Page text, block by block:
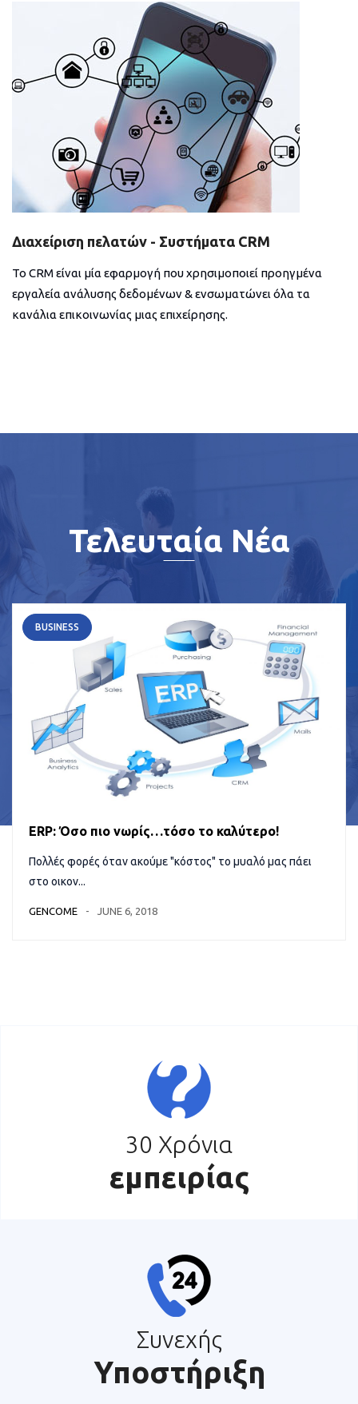
Διαχείριση πελατών - Συστήματα CRM
Το CRM είναι μία εφαρμογή που χρησιμοποιεί προηγμένα
εργαλεία ανάλυσης δεδομένων & ενσωματώνει όλα τα
κανάλια επικοινωνίας μιας επιχείρησης.
Τελευταία Νέα
BUSINESS
ERP: Όσο πιο νωρίς…τόσο το καλύτερο!
Πολλές φορές όταν ακούμε "κόστος" το μυαλό μας πάει
στο οικον...
GENCOME JUNE 6, 2018
30 Χρόνια
εμπειρίας
Συνεχής
Υποστήριξη